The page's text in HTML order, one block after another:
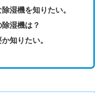
湿機を知りたい。
湿機は？
知りたい。